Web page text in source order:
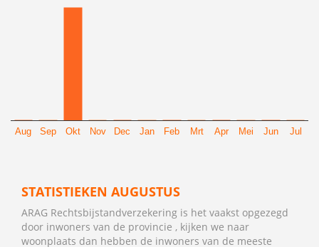
Aug Sep Okt Nov Dec Jan Feb Mrt Apr Mei Jun Jul
STATISTIEKEN AUGUSTUS
ARAG Rechtsbijstandverzekering is het vaakst opgezegd
door inwoners van de provincie , kijken we naar
woonplaats dan hebben de inwoners van de meeste